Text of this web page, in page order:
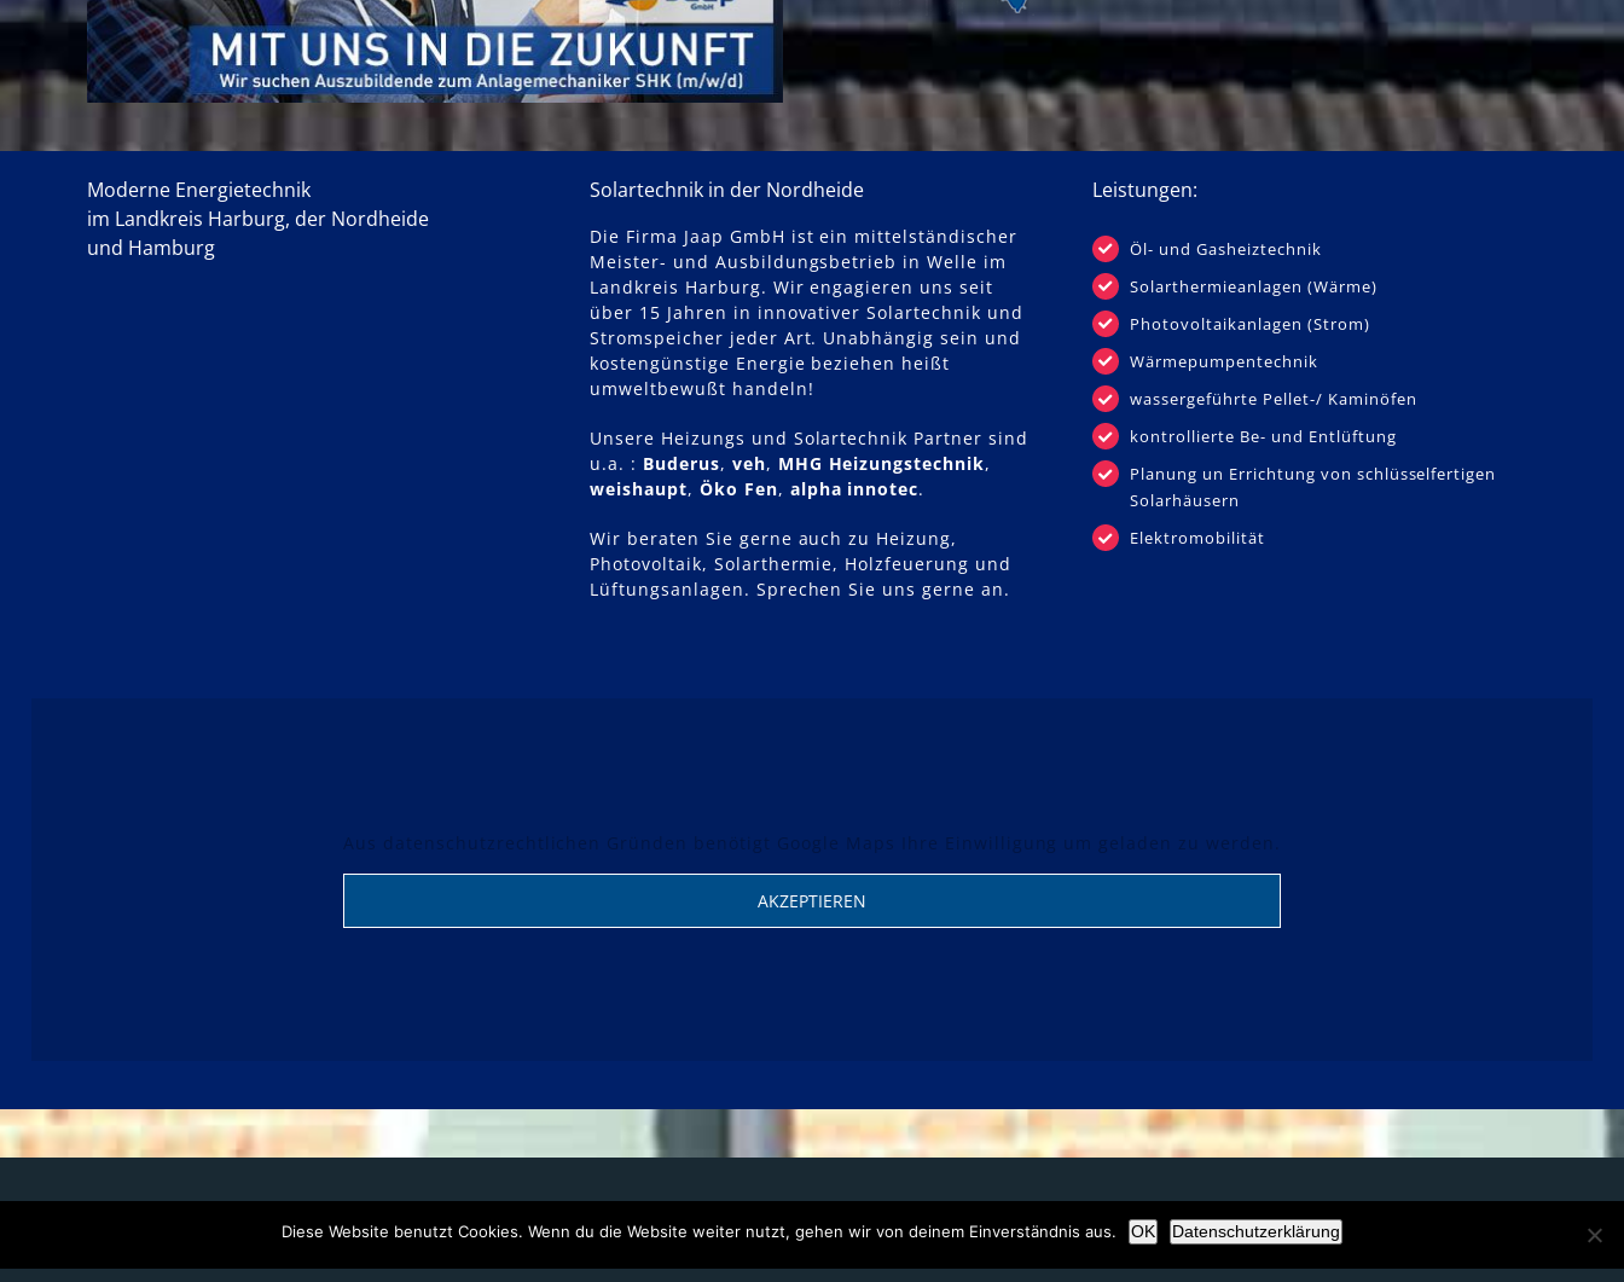
Moderne Energietechnik
im Landkreis Harburg, der Nordheide
und Hamburg
Solartechnik in der Nordheide
Die Firma Jaap GmbH ist ein mittelständischer
Meister- und Ausbildungsbetrieb in Welle im
Landkreis Harburg. Wir engagieren uns seit
über 15 Jahren in innovativer Solartechnik und
Stromspeicher jeder Art. Unabhängig sein und
kostengünstige Energie beziehen heißt
umweltbewußt handeln!
Unsere Heizungs und Solartechnik Partner sind
u.a. : Buderus, veh, MHG Heizungstechnik,
weishaupt, Öko Fen, alpha innotec.
Wir beraten Sie gerne auch zu Heizung,
Photovoltaik, Solarthermie, Holzfeuerung und
Lüftungsanlagen. Sprechen Sie uns gerne an.
Leistungen:
Öl- und Gasheiztechnik
Solarthermieanlagen (Wärme)
Photovoltaikanlagen (Strom)
Wärmepumpentechnik
wassergeführte Pellet-/ Kaminöfen
kontrollierte Be- und Entlüftung
Planung un Errichtung von schlüsselfertigen
Solarhäusern
Elektromobilität
Aus datenschutzrechtlichen Gründen benötigt Google Maps Ihre Einwilligung um geladen zu werden.
AKZEPTIEREN
Diese Website benutzt Cookies. Wenn du die Website weiter nutzt, gehen wir von deinem Einverständnis aus. OK Datenschutzerklärung